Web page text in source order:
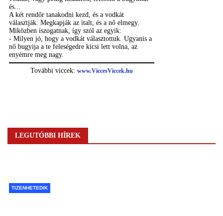
LEGUTÓBBI HÍREK
TIZENHETEDIK